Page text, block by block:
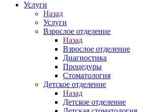
Услуги
Назад
Услуги
Взрослое отделение
Назад
Взрослое отделение
Диагностика
Процедуры
Стоматология
Детское отделение
Назад
Детское отделение